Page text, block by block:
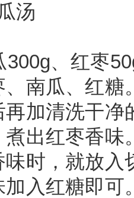
汤
、红枣
南瓜、红
加清洗干
出红枣香味
时，就放入
加入红糖即